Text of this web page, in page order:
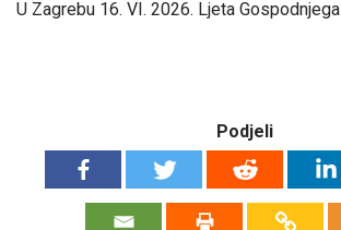
U Zagrebu 16. VI. 2026. Ljeta Gospodnjega
Podjeli